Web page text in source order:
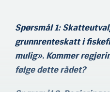
Spørsmål 1:
grunnrenteskatt i
mulig». Kommer
følge dette rådet?